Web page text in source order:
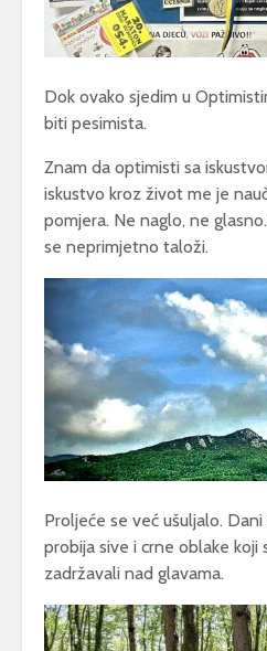
Dok ovako sjedim u
biti pesimista.
Znam da optimisti sa
iskustvo kroz život me je
pomjera. Ne naglo, ne
se neprimjetno taloži.
Proljeće se već ušuljalo.
probija sive i crne oblake koji
zadržavali nad glavama.